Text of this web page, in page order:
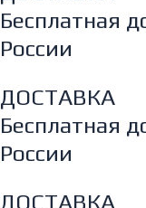
Бесплатная
России
ДОСТАВКА
Бесплатная
России
ДОСТАВКА